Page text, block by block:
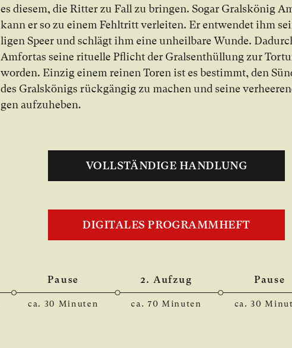
es die­sem, die Rit­ter zu Fall zu brin­gen. So­gar Grals­kö­nig
kann er so zu ei­nem Fehl­tritt ver­lei­ten. Er ent­wen­det ihm
li­gen Speer und schlägt ihm ei­ne un­heil­ba­re Wun­de.
Am­for­tas sei­ne ri­tu­el­le Pflicht der Grals­ent­hül­lung zur
wor­den. Ein­zig ei­nem rei­nen To­ren ist es be­stimmt, den
des Grals­kö­nigs rück­gän­gig zu ma­chen und sei­ne
gen auf­zu­he­ben.
VOLLSTÄNDIGE HANDLUNG
DIGITALES PROGRAMMHEFT
Pause
ca. 30 Minuten
2. Aufzug
ca. 70 Minuten
Pause
ca. 30